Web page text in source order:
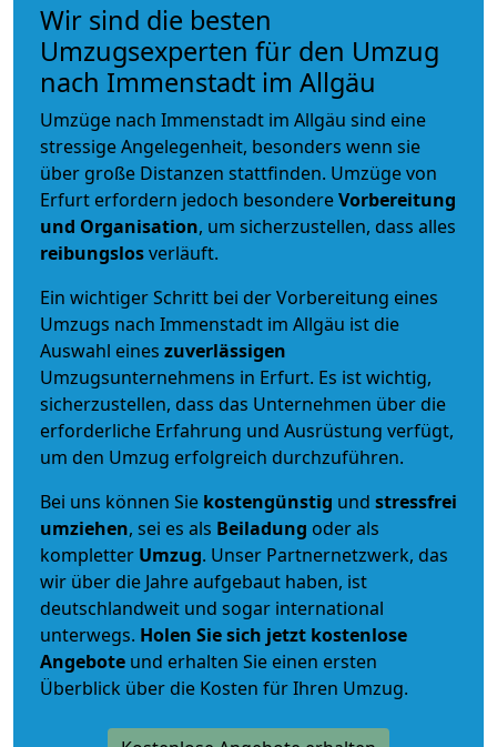
Wir sind die besten
Umzugsexperten für den Umzug
nach Immenstadt im Allgäu
Umzüge nach Immenstadt im Allgäu sind eine
stressige Angelegenheit, besonders wenn sie
über große Distanzen stattfinden. Umzüge von
Erfurt erfordern jedoch besondereVorbereitung
und Organisation, um sicherzustellen, dass alles
reibungslosverläuft.
Ein wichtiger Schritt bei der Vorbereitung eines
Umzugs nach Immenstadt im Allgäu ist die
Auswahl eines zuverlässigen
Umzugsunternehmens in Erfurt. Es ist wichtig,
sicherzustellen, dass das Unternehmen über die
erforderliche Erfahrung und Ausrüstung verfügt,
um den Umzug erfolgreich durchzuführen.
Bei uns können Sie kostengünstig und stressfrei
umziehen, sei es als Beiladung oder als
kompletter Umzug. Unser Partnernetzwerk, das
wir über die Jahre aufgebaut haben, ist
deutschlandweit und sogar international
unterwegs. Holen Sie sich jetzt kostenlose
Angebote und erhalten Sie einen ersten
Überblick über die Kosten für Ihren Umzug.